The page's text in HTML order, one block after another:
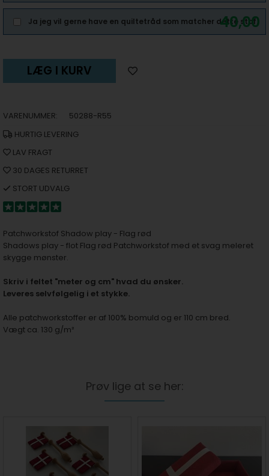
40,00
Ja jeg vil gerne have en quiltetråd som matcher dette stof.
LÆG I KURV
VARENUMMER:
50288-R55
HURTIG LEVERING
LAV FRAGT
30 DAGES RETURRET
STORT UDVALG
Patchworkstof Shadow play - Flag rød
Shadows play - flot Flag rød Patchworkstof med et svag meleret
skygge mønster.
Skriv i feltet "meter og cm" hvad du ønsker.
Leveres selvfølgelig i et stykke.
Alle patchworkstoffer er af 100% bomuld og er 110 cm bred.
Vægt ca. 130 g/m²
Prøv lige at se her: